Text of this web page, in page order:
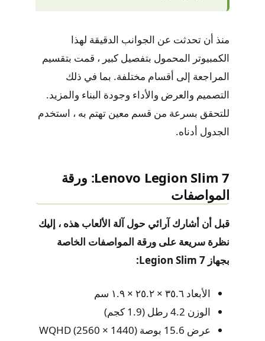
منذ أن تحدثت عن الجوانب الدقيقة لهذا
الكمبيوتر المحمول بتفصيل كبير ، قمت بتقسيم
المراجعة إلى أقسام مختلفة. بما في ذلك
التصميم والعرض والأداء وجودة البناء والمزيد.
للتحقق بسرعة من قسم معين تهتم به ، استخدم
الجدول أدناه.
Lenovo Legion Slim 7: ورقة
المواصفات
قبل أن أشارك آرائي حول آلة الألعاب هذه ، إليك
نظرة سريعة على ورقة المواصفات الخاصة
بجهاز Legion Slim 7:
الأبعاد ٣٥.٦ × ٢٥.٢ × ١.٩ سم
الوزن 4.2 رطل (1.9 كجم)
عرض 15.6 بوصة WQHD (2560 × 1440)